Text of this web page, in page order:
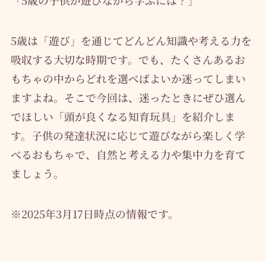
5歳は「遊び」を通じてどんどん知識や考える力を
吸収する大切な時期です。でも、たくさんあるお
もちゃの中からどれを選べばよいか迷ってしまい
ますよね。そこで今回は、迷ったときにぜひ選ん
でほしい「頭が良くなる知育玩具」を紹介しま
す。子供の発達状況に応じて遊びながら楽しく学
べるおもちゃで、自然と考える力や集中力を育て
ましょう。
※2025年3月17日時点の情報です。